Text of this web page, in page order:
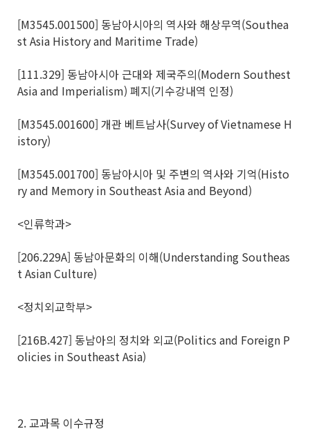
[M3545.001500] 동남아시아의 역사와 해상무역(Southea
st Asia History and Maritime Trade)
[111.329] 동남아시아 근대와 제국주의(Modern Southest
Asia and Imperialism) 폐지(기수강내역 인정)
[M3545.001600] 개관 베트남사(Survey of Vietnamese H
istory)
[M3545.001700] 동남아시아 및 주변의 역사와 기억(Histo
ry and Memory in Southeast Asia and Beyond)
<인류학과>
[206.229A] 동남아문화의 이해(Understanding Southeas
t Asian Culture)
<정치외교학부>
[216B.427] 동남아의 정치와 외교(Politics and Foreign P
olicies in Southeast Asia)
2. 교과목 이수규정